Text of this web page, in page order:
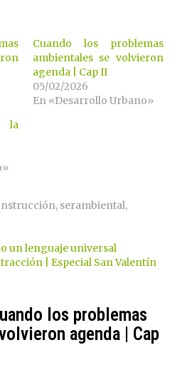
Cuando los problemas
ambientales se volvieron
agenda | Cap II
05/02/2026
En «Desarrollo Urbano»
la
, serambiental,
un lenguaje universal
| Especial San Valentín
los problemas
agenda | Cap